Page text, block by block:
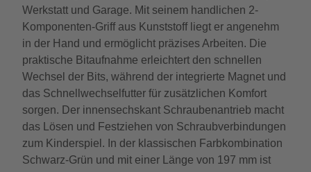
Werkstatt und Garage. Mit seinem handlichen 2-
Komponenten-Griff aus Kunststoff liegt er angenehm
in der Hand und ermöglicht präzises Arbeiten. Die
praktische Bitaufnahme erleichtert den schnellen
Wechsel der Bits, während der integrierte Magnet und
das Schnellwechselfutter für zusätzlichen Komfort
sorgen. Der innensechskant Schraubenantrieb macht
das Lösen und Festziehen von Schraubverbindungen
zum Kinderspiel. In der klassischen Farbkombination
Schwarz-Grün und mit einer Länge von 197 mm ist